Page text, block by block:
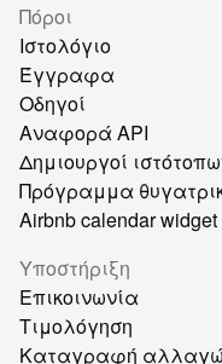
Πόροι
Ιστολόγιο
Έγγραφα
Οδηγοί
Αναφορά API
Δημιουργοί
Πρόγραμμα
Airbnb calendar widget
Υποστήριξη
Επικοινωνία
Τιμολόγηση
Καταγραφή